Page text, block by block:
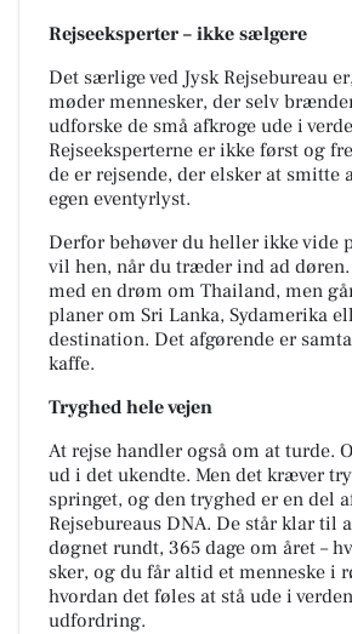
Rejseeksperter – ikke sælgere
Det særlige ved Jysk Rejsebureau
møder mennesker, der selv
udforske de små afkroge ude i
Rejseeksperterne er ikke først og
de er rejsende, der elsker at smitte
egen eventyrlyst.
Derfor behøver du heller ikke vide
vil hen, når du træder ind ad døren.
med en drøm om Thailand, men
planer om Sri Lanka, Sydamerika
destination. Det afgørende er
kaffe.
Tryghed hele vejen
At rejse handler også om at turde.
ud i det ukendte. Men det kræver
springet, og den tryghed er en del
Rejsebureaus DNA. De står klar til
døgnet rundt, 365 dage om året –
sker, og du får altid et menneske i
hvordan det føles at stå ude i
udfordring.